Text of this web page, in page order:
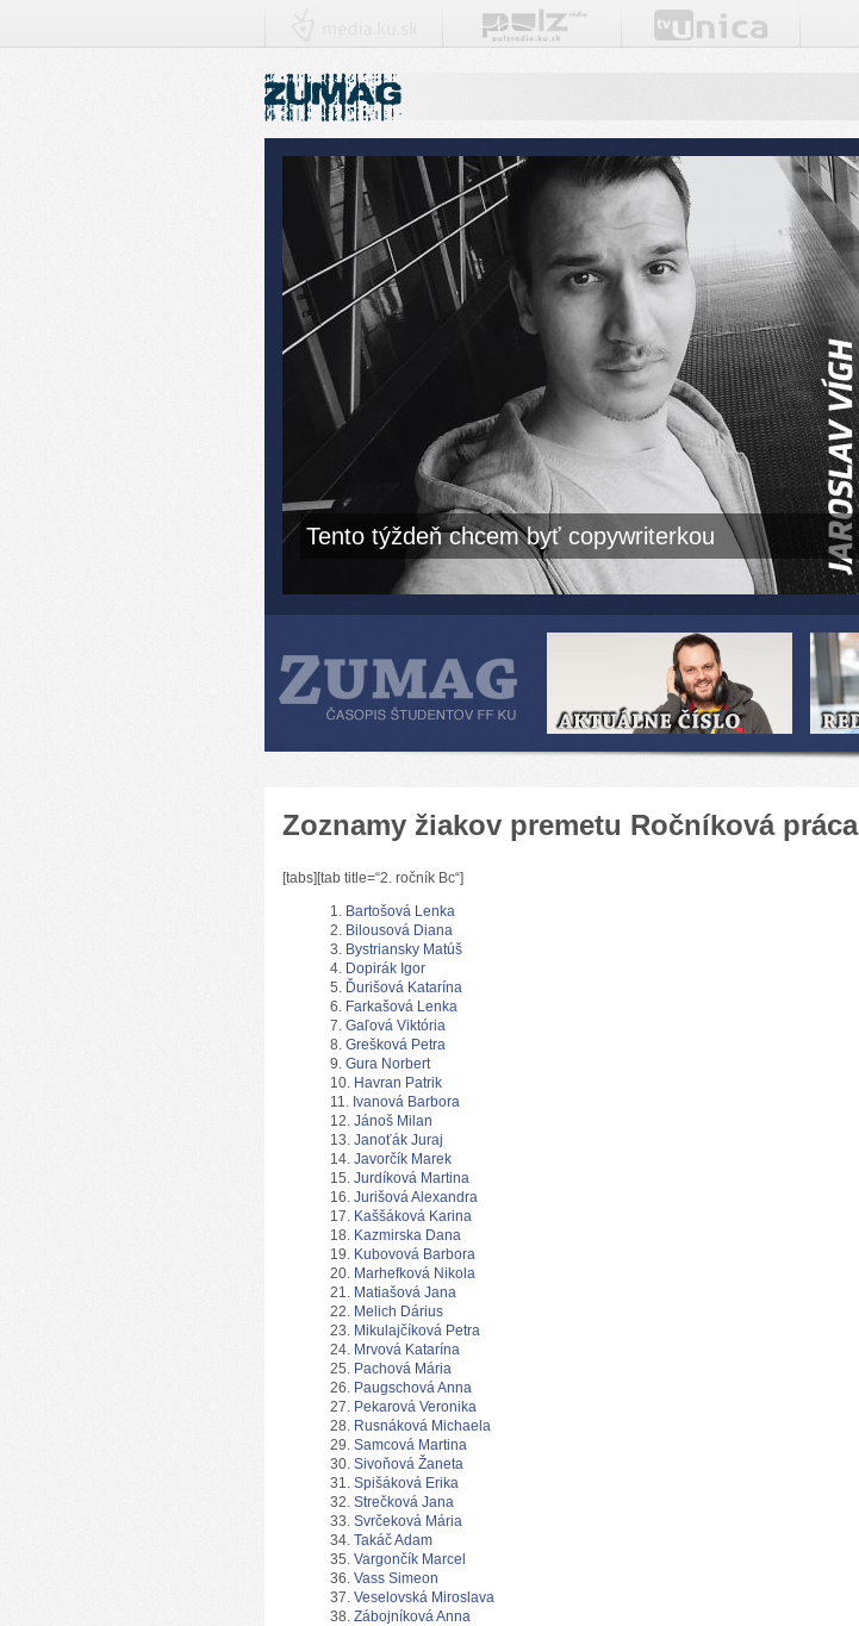
Tento týždeň chcem byť copywriterkou
Zoznamy žiakov premetu Ročníková práca
[tabs][tab title=“2. ročník Bc“]
Bartošová Lenka
Bilousová Diana
Bystriansky Matúš
Dopirák Igor
Ďurišová Katarína
Farkašová Lenka
Gaľová Viktória
Grešková Petra
Gura Norbert
Havran Patrik
Ivanová Barbora
Jánoš Milan
Janoťák Juraj
Javorčík Marek
Jurdíková Martina
Jurišová Alexandra
Kaššáková Karina
Kazmirska Dana
Kubovová Barbora
Marhefková Nikola
Matiašová Jana
Melich Dárius
Mikulajčíková Petra
Mrvová Katarína
Pachová Mária
Paugschová Anna
Pekarová Veronika
Rusnáková Michaela
Samcová Martina
Sivoňová Žaneta
Spišáková Erika
Strečková Jana
Svrčeková Mária
Takáč Adam
Vargončík Marcel
Vass Simeon
Veselovská Miroslava
Zábojníková Anna